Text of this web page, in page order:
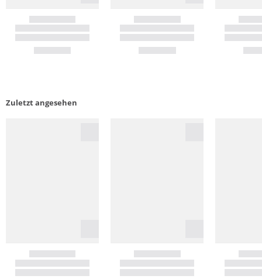
Zuletzt angesehen